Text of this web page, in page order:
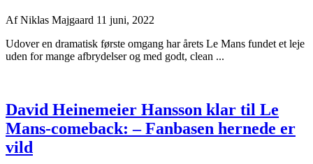
AfNiklas Majgaard 11 juni, 2022
Udover en dramatisk første omgang har årets Le Mans fundet et leje
uden for mange afbrydelser og med godt, clean ...
David Heinemeier Hansson klar til Le
Mans-comeback: – Fanbasen hernede er
vild